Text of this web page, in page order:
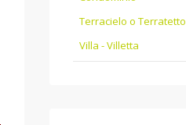
Terracielo o Terratetto
Villa - Villetta